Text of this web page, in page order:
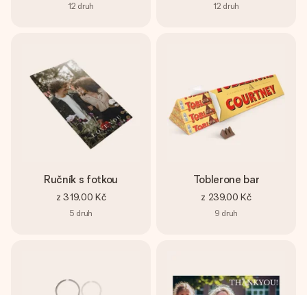
12 druh 12 druh
Ručník s fotkou
z 319,00 Kč
5 druh
Toblerone bar
z 239,00 Kč
9 druh